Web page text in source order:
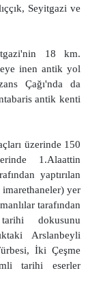
Seyitgazi ve
18 km.
inen antik yol
Çağı'nda da
antik kenti
üzerinde 150
1.Alaattin
yaptırılan
yer
tarafından
dokusunu
Arslanbeyli
İki Çeşme
tarihi eserler